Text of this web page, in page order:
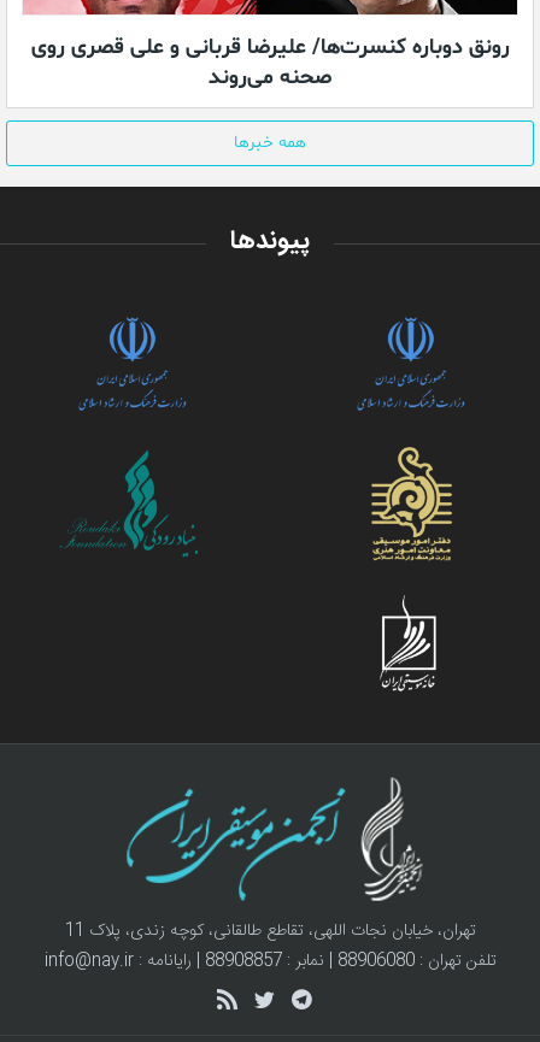
رونق دوباره کنسرت‌ها/ علیرضا قربانی و علی قصری روی
صحنه می‌روند
همه خبرها
پیوندها
تهران، خیابان نجات اللهی، تقاطع طالقانی، کوچه زندی، پلاک 11
تلفن تهران : 88906080 | نمابر : 88908857 | رایانامه : info@nay.ir